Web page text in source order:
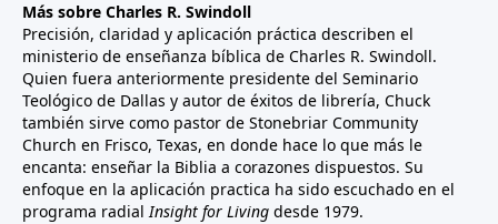
Más sobre Charles R. Swindoll
Precisión, claridad y aplicación práctica describen el
ministerio de enseñanza bíblica de Charles R. Swindoll.
Quien fuera anteriormente presidente del Seminario
Teológico de Dallas y autor de éxitos de librería, Chuck
también sirve como pastor de Stonebriar Community
Church en Frisco, Texas, en donde hace lo que más le
encanta: enseñar la Biblia a corazones dispuestos. Su
enfoque en la aplicación practica ha sido escuchado en el
programa radialInsight for Living desde 1979.